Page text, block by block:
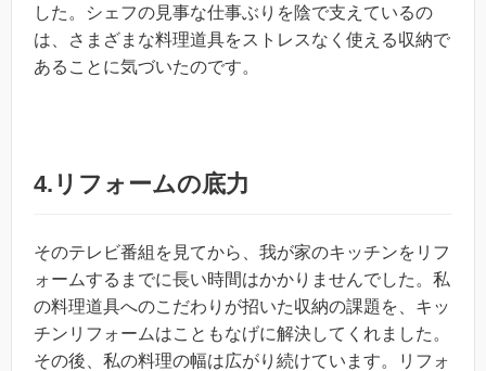
した。シェフの見事な仕事ぶりを陰で支えているの
は、さまざまな料理道具をストレスなく使える収納で
あることに気づいたのです。
4.リフォームの底力
そのテレビ番組を見てから、我が家のキッチンをリフ
ォームするまでに長い時間はかかりませんでした。私
の料理道具へのこだわりが招いた収納の課題を、キッ
チンリフォームはこともなげに解決してくれました。
その後、私の料理の幅は広がり続けています。リフォ